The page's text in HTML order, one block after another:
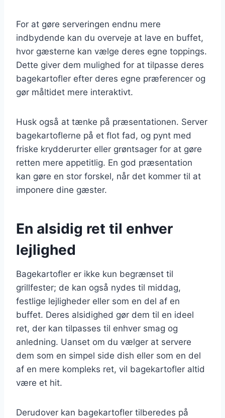
For at gøre serveringen endnu mere
indbydende kan du overveje at lave en buffet,
hvor gæsterne kan vælge deres egne toppings.
Dette giver dem mulighed for at tilpasse deres
bagekartofler efter deres egne præferencer og
gør måltidet mere interaktivt.
Husk også at tænke på præsentationen. Server
bagekartoflerne på et flot fad, og pynt med
friske krydderurter eller grøntsager for at gøre
retten mere appetitlig. En god præsentation
kan gøre en stor forskel, når det kommer til at
imponere dine gæster.
En alsidig ret til enhver
lejlighed
Bagekartofler er ikke kun begrænset til
grillfester; de kan også nydes til middag,
festlige lejligheder eller som en del af en
buffet. Deres alsidighed gør dem til en ideel
ret, der kan tilpasses til enhver smag og
anledning. Uanset om du vælger at servere
dem som en simpel side dish eller som en del
af en mere kompleks ret, vil bagekartofler altid
være et hit.
Derudover kan bagekartofler tilberedes på